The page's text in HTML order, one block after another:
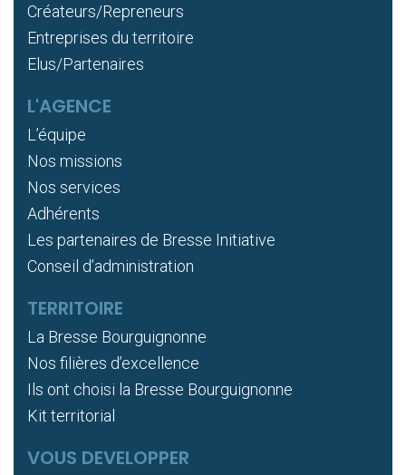
Créateurs/Repreneurs
Entreprises du territoire
Elus/Partenaires
L'AGENCE
L’équipe
Nos missions
Nos services
Adhérents
Les partenaires de Bresse Initiative
Conseil d’administration
TERRITOIRE
La Bresse Bourguignonne
Nos filières d’excellence
Ils ont choisi la Bresse Bourguignonne
Kit territorial
VOUS DEVELOPPER